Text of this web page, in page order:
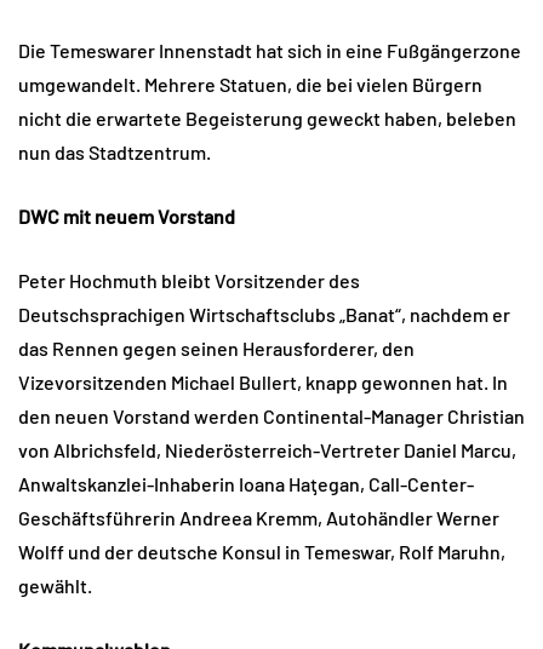
Die Temeswarer Innenstadt hat sich in eine Fußgängerzone
umgewandelt. Mehrere Statuen, die bei vielen Bürgern
nicht die erwartete Begeisterung geweckt haben, beleben
nun das Stadtzentrum.
DWC mit neuem Vorstand
Peter Hochmuth bleibt Vorsitzender des
Deutschsprachigen Wirtschaftsclubs „Banat“, nachdem er
das Rennen gegen seinen Herausforderer, den
Vizevorsitzenden Michael Bullert, knapp gewonnen hat. In
den neuen Vorstand werden Continental-Manager Christian
von Albrichsfeld, Niederösterreich-Vertreter Daniel Marcu,
Anwaltskanzlei-Inhaberin Ioana Haţegan, Call-Center-
Geschäftsführerin Andreea Kremm, Autohändler Werner
Wolff und der deutsche Konsul in Temeswar, Rolf Maruhn,
gewählt.